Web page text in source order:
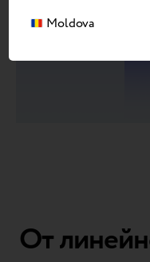
От
Moldova